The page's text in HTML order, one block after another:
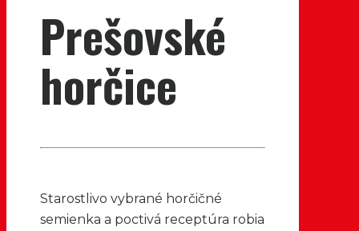
Prešovské
horčice
Starostlivo vybrané horčičné
semienka a poctivá receptúra robia